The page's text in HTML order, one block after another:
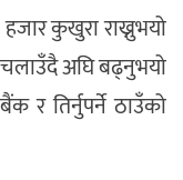
कुखुरा राख्नुभयो
अघि बढ्नुभयो
र तिर्नुपर्ने ठाउँको